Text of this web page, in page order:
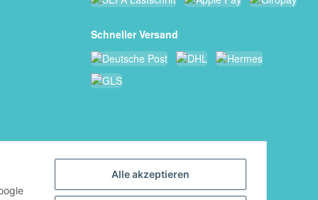
Schneller Versand
Alle akzeptieren